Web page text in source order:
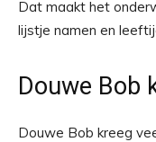
Dat maakt het
lijstje namen en
Douwe Bob
Douwe Bob kreeg